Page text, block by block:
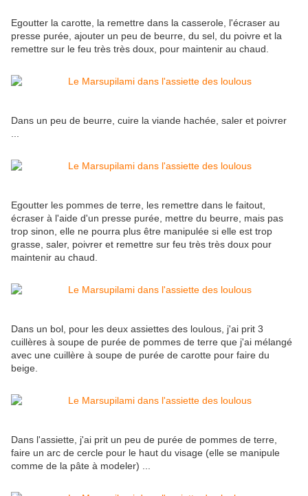
Egoutter la carotte, la remettre dans la casserole, l'écraser au
presse purée, ajouter un peu de beurre, du sel, du poivre et la
remettre sur le feu très très doux, pour maintenir au chaud.
Dans un peu de beurre, cuire la viande hachée, saler et poivrer
Egoutter les pommes de terre, les remettre dans le faitout,
écraser à l'aide d'un presse purée, mettre du beurre, mais pas
trop sinon, elle ne pourra plus être manipulée si elle est trop
grasse, saler, poivrer et remettre sur feu très très doux pour
maintenir au chaud.
Dans un bol, pour les deux assiettes des loulous, j'ai prit 3
cuillères à soupe de purée de pommes de terre que j'ai mélangé
avec une cuillère à soupe de purée de carotte pour faire du
beige.
Dans l'assiette, j'ai prit un peu de purée de pommes de terre,
faire un arc de cercle pour le haut du visage (elle se manipule
comme de la pâte à modeler) ...